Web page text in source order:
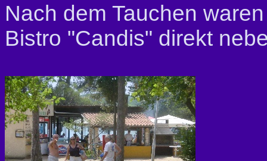
Nach dem Tauchen
Bistro "Candis" direkt